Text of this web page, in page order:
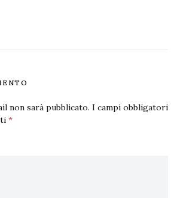
non sarà pubblicato. I campi obbligatori
*